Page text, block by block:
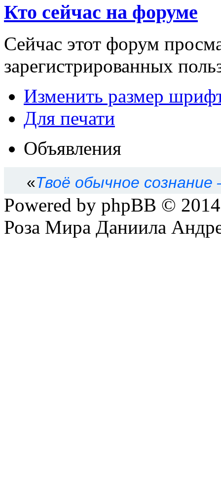
Кто сейчас на форуме
Сейчас этот форум
зарегистрированных
Изменить размер
Для печати
Объявления
«Твоё обычное
Powered by phpBB ©
Роза Мира Даниила